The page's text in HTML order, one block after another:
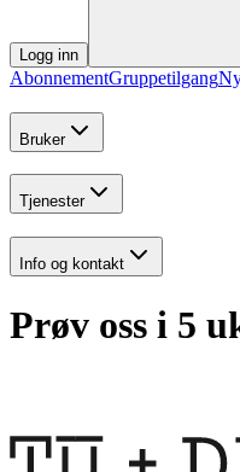
Logg inn
AbonnementGruppetilgang
Bruker
Tjenester
Info og kontakt
Prøv oss i 5